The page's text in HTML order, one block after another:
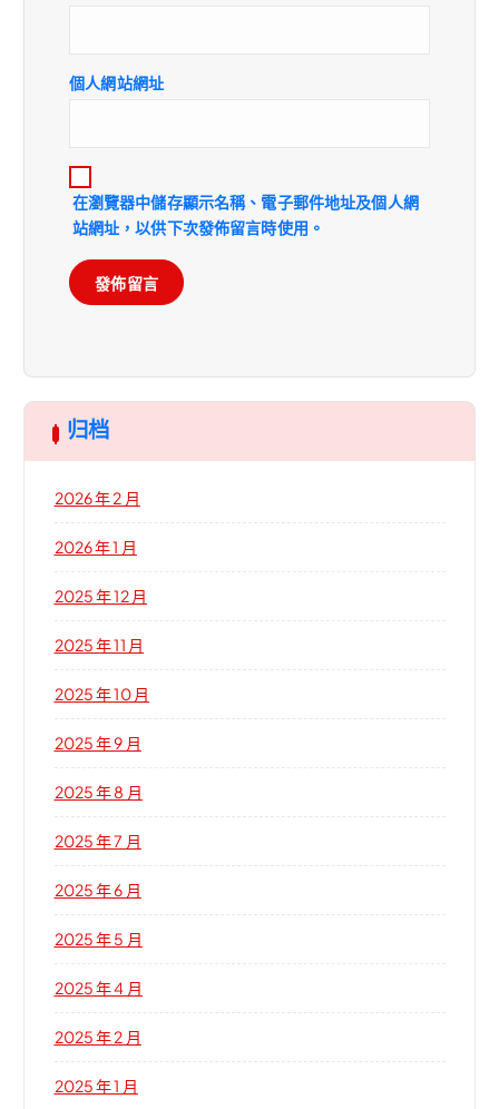
個人網站網址
在瀏覽器中儲存顯示名稱、電子郵件地址及個人網
站網址，以供下次發佈留言時使用。
归档
2026 年 2 月
2026 年 1 月
2025 年 12 月
2025 年 11 月
2025 年 10 月
2025 年 9 月
2025 年 8 月
2025 年 7 月
2025 年 6 月
2025 年 5 月
2025 年 4 月
2025 年 2 月
2025 年 1 月